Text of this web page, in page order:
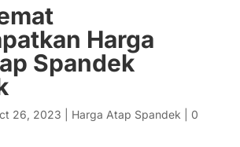
Harga
Spandek
26, 2023 Harga Atap Spandek
0